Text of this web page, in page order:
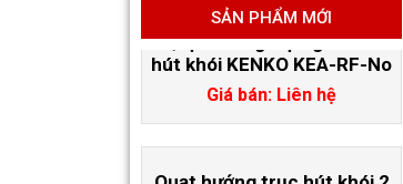
SẢN PHẨM MỚI
Quạt hướng trục gắn mái
hút khói KENKO KEA-RF-No
Giá bán: Liên hệ
Quạt hướng trục hút khói 2
tốc độ KENKO KEA-SF-No